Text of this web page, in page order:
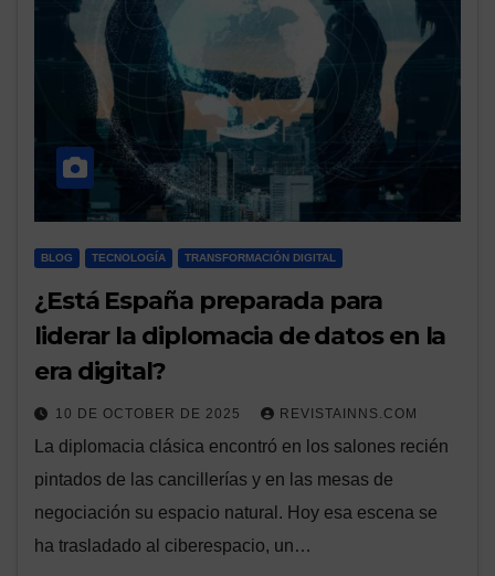
BLOG TECNOLOGÍA TRANSFORMACIÓN DIGITAL
¿Está España preparada para
liderar la diplomacia de datos en la
era digital?
10 DE OCTOBER DE 2025 REVISTAINNS.COM
La diplomacia clásica encontró en los salones recién
pintados de las cancillerías y en las mesas de
negociación su espacio natural. Hoy esa escena se
ha trasladado al ciberespacio, un…